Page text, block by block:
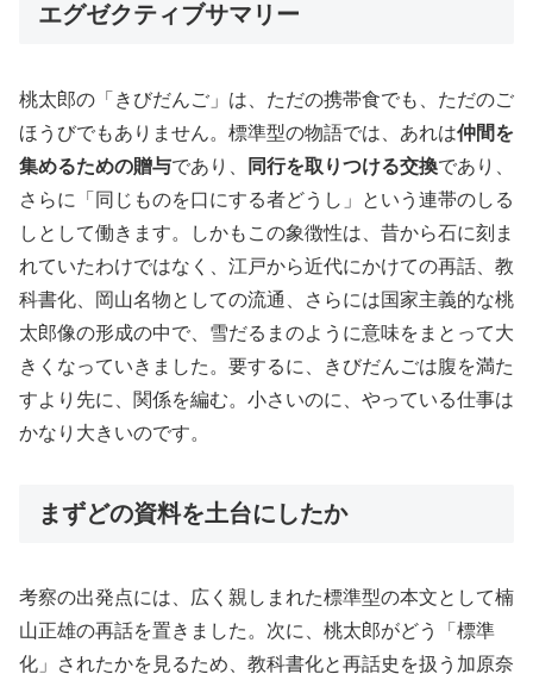
エグゼクティブサマリー
桃太郎の「きびだんご」は、ただの携帯食でも、ただのご
ほうびでもありません。標準型の物語では、あれは仲間を
集めるための贈与であり、 同行を取りつける交換であり、
さらに「同じものを口にする者どうし」という連帯のしる
しとして働きます。しかもこの象徴性は、昔から石に刻ま
れていたわけではなく、江戸から近代にかけての再話、教
科書化、岡山名物としての流通、さらには国家主義的な桃
太郎像の形成の中で、雪だるまのように意味をまとって大
きくなっていきました。要するに、きびだんごは腹を満た
すより先に、関係を編む。小さいのに、やっている仕事は
かなり大きいのです。
まずどの資料を土台にしたか
考察の出発点には、広く親しまれた標準型の本文として楠
山正雄の再話を置きました。次に、桃太郎がどう「標準
化」されたかを見るため、教科書化と再話史を扱う加原奈